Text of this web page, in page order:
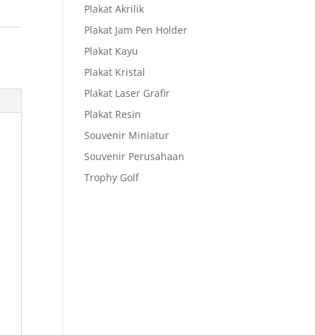
Plakat Akrilik
Plakat Jam Pen Holder
Plakat Kayu
Plakat Kristal
Plakat Laser Grafir
Plakat Resin
Souvenir Miniatur
Souvenir Perusahaan
Trophy Golf